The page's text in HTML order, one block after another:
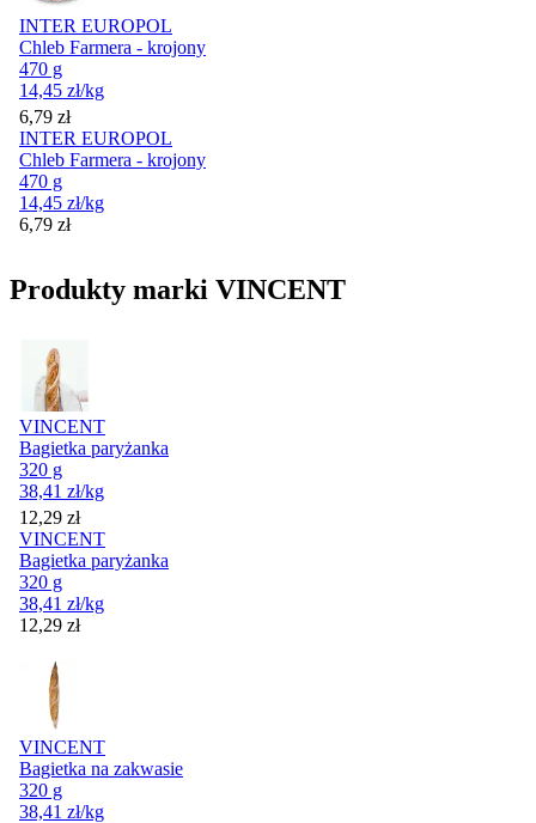
INTER EUROPOL
Chleb Farmera - krojony
470 g
14,45 zł/kg
Cena
6,79 zł
INTER EUROPOL
Chleb Farmera - krojony
470 g
14,45 zł/kg
Cena
6,79 zł
Produkty marki VINCENT
VINCENT
Bagietka paryżanka
320 g
38,41 zł/kg
Cena
12,29 zł
VINCENT
Bagietka paryżanka
320 g
38,41 zł/kg
Cena
12,29 zł
VINCENT
Bagietka na zakwasie
320 g
38,41 zł/kg